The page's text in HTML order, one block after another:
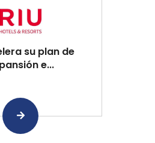
su plan de
e...